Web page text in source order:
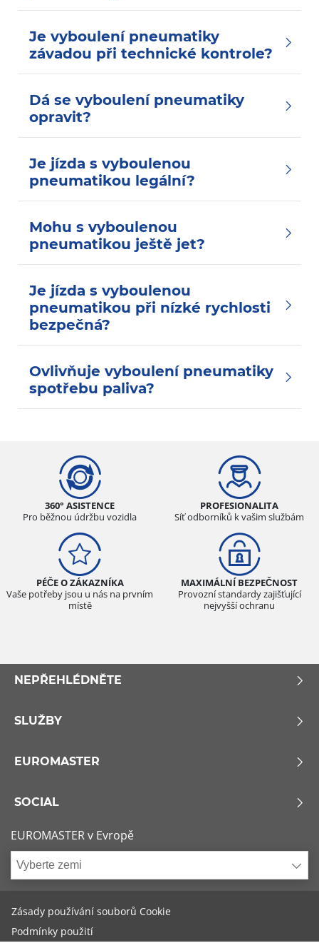
Je vyboulení pneumatiky
závadou při technické kontrole?
Dá se vyboulení pneumatiky
opravit?
Je jízda s vyboulenou
pneumatikou legální?
Mohu s vyboulenou
pneumatikou ještě jet?
Je jízda s vyboulenou
pneumatikou při nízké rychlosti
bezpečná?
Ovlivňuje vyboulení pneumatiky
spotřebu paliva?
360° ASISTENCE
Pro běžnou údržbu vozidla
PROFESIONALITA
Síť odborníků k vašim službám
PÉČE O ZÁKAZNÍKA
Vaše potřeby jsou u nás na prvním
místě
MAXIMÁLNÍ BEZPEČNOST
Provozní standardy zajišťující
nejvyšší ochranu
NEPŘEHLÉDNĚTE
SLUŽBY
EUROMASTER
SOCIAL
EUROMASTER v Evropě
Vyberte zemi
Zásady používání souborů Cookie
Podmínky použití